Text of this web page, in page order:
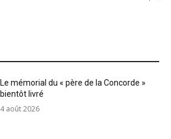
Le mémorial du « père de la Concorde »
bientôt livré
4 août 2026